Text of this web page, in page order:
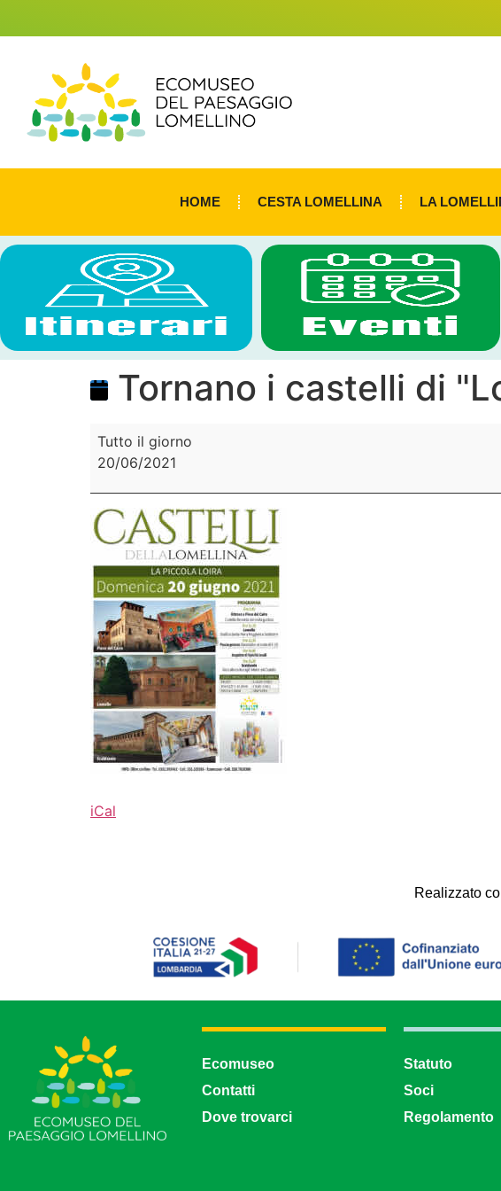
HOME CESTA LOMELLINA LA
Tornano i castelli di
Tutto il giorno
20/06/2021
iCal
Realizzato
Ecomuseo
Contatti
Dove trovarci
Statuto
Soci
Regolamento